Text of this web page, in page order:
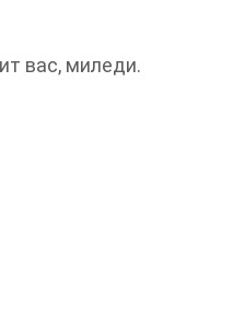
вас, миледи.